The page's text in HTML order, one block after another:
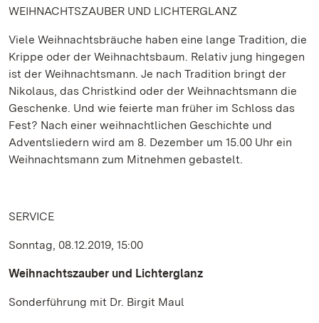
WEIHNACHTSZAUBER UND LICHTERGLANZ
Viele Weihnachtsbräuche haben eine lange Tradition, die
Krippe oder der Weihnachtsbaum. Relativ jung hingegen
ist der Weihnachtsmann. Je nach Tradition bringt der
Nikolaus, das Christkind oder der Weihnachtsmann die
Geschenke. Und wie feierte man früher im Schloss das
Fest? Nach einer weihnachtlichen Geschichte und
Adventsliedern wird am 8. Dezember um 15.00 Uhr ein
Weihnachtsmann zum Mitnehmen gebastelt.
SERVICE
Sonntag, 08.12.2019, 15:00
Weihnachtszauber und Lichterglanz
Sonderführung mit Dr. Birgit Maul